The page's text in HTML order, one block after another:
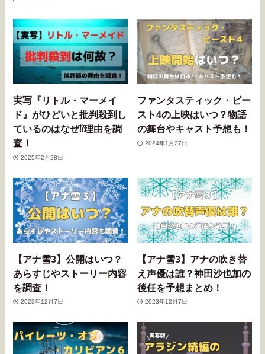
実写『リトル・マーメイ
ド』がひどいと批判殺到し
ているのはなぜ⁉︎理由を調
査！
2025年2月28日
ファンタスティック・ビー
スト4の上映はいつ？物語
の舞台やキャスト予想も！
2024年1月27日
【アナ雪3】公開はいつ？
あらすじやストーリー内容
を調査！
2023年12月7日
【アナ雪3】アナの吹き替
え声優は誰？神田沙也加の
後任を予想まとめ！
2023年12月7日